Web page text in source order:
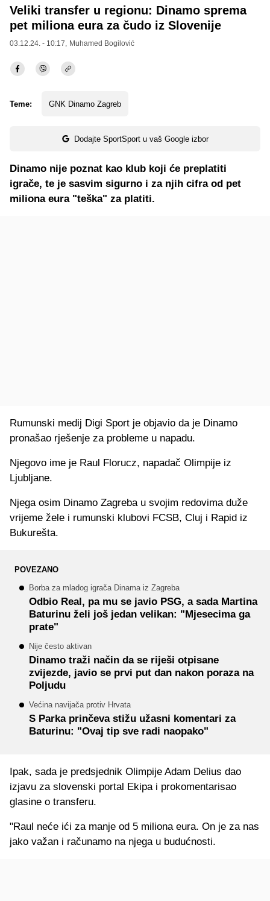
Veliki transfer u regionu: Dinamo sprema
pet miliona eura za čudo iz Slovenije
03.12.24. - 10:17, Muhamed Bogilović
Teme: GNK Dinamo Zagreb
Dodajte SportSport u vaš Google izbor
Dinamo nije poznat kao klub koji će preplatiti
igrače, te je sasvim sigurno i za njih cifra od pet
miliona eura "teška" za platiti.
Rumunski medij Digi Sport je objavio da je Dinamo
pronašao rješenje za probleme u napadu.
Njegovo ime je Raul Florucz, napadač Olimpije iz
Ljubljane.
Njega osim Dinamo Zagreba u svojim redovima duže
vrijeme žele i rumunski klubovi FCSB, Cluj i Rapid iz
Bukurešta.
POVEZANO
Borba za mladog igrača Dinama iz Zagreba
Odbio Real, pa mu se javio PSG, a sada Martina
Baturinu želi još jedan velikan: "Mjesecima ga
prate"
Nije često aktivan
Dinamo traži način da se riješi otpisane
zvijezde, javio se prvi put dan nakon poraza na
Poljudu
Većina navijača protiv Hrvata
S Parka prinčeva stižu užasni komentari za
Baturinu: "Ovaj tip sve radi naopako"
Ipak, sada je predsjednik Olimpije Adam Delius dao
izjavu za slovenski portal Ekipa i prokomentarisao
glasine o transferu.
"Raul neće ići za manje od 5 miliona eura. On je za nas
jako važan i računamo na njega u budućnosti.